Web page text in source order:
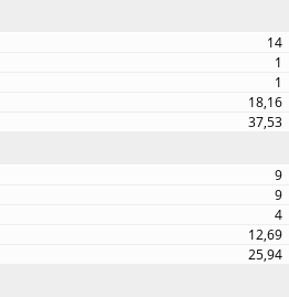
14
1
1
18,16
37,53
9
9
4
12,69
25,94